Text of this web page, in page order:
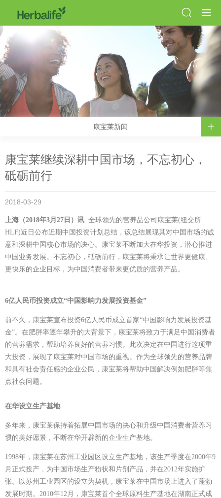
康宝莱新闻
康宝莱继续深耕中国市场，不忘初心，
砥砺前行
2018-03-29
上海（2018年3 月 27 日）讯 全球领先的营养品公司康宝莱(纽交所:
HLF)近日公布近期中国投资计划总结，该总结展现其对中国市场的诚
意和深耕中国核心市场的决心。康宝莱不断加大在华投资，潜心推进
中国业务发展。不忘初心，砥砺前行，康宝莱将秉承让世界更健康、
更快乐的企业目标，为中国消费者带来更优质的营养产品。
6亿人民币投资成立“中国影响力发展投资基金”
前不久，康宝莱宣布投资6亿人民币成立首家“中国影响力发展投资基
金”。在肥胖率逐年攀升的大背景下，康宝莱将致力于满足中国消费者
的营养需求，帮助培养良好的营养习惯。此次决定在中国进行这项重
大投资，展现了康宝莱对中国市场的重视。作为全球领先的营养品牌
和具有社会责任感的企业公民，康宝莱将帮助中国解决例如肥胖等焦
点社会问题。
在华设立生产基地
多年来，康宝莱保持着拓展中国市场的决心和升级中国消费者营养习
惯的美好愿景，不断在华开辟新的企业生产基地。
1998年，康宝莱在苏州工业园区设立生产基地，该生产季度在2000年9
月正式投产，为中国市场生产粉状和片剂产品，并在2012年实施扩
张。以苏州工业园区的设立为契机，康宝莱在中国市场上进入了蓬勃
发展时期。 2010年12 月，康宝莱首个全球原料生产基地在湖南正式成